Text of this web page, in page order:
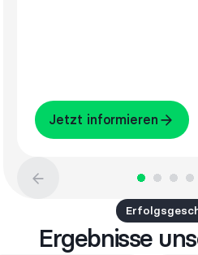
Jetzt informieren
Jetzt informieren
Ergebnisse